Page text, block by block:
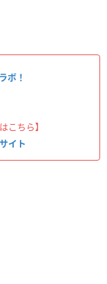
ボ！
こちら】
イト